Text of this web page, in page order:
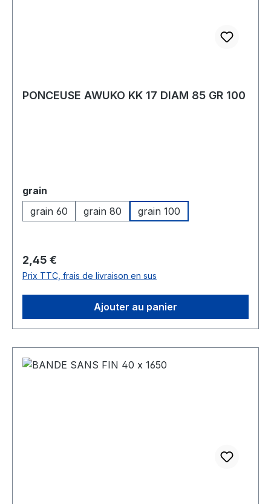
PONCEUSE AWUKO KK 17 DIAM 85 GR 100
Sélectionnez
grain
grain 60
grain 80 grain 100
Prix régulier :
2,45 €
Prix TTC, frais de livraison en sus
Ajouter au panier